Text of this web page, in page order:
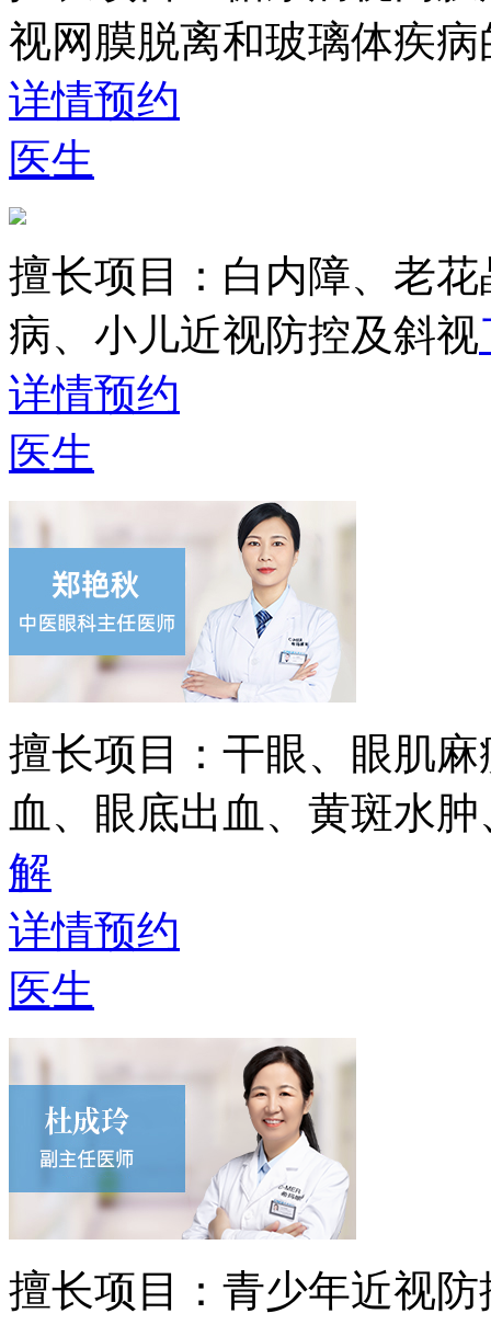
视网膜脱离和玻璃体疾
详情预约
医生
擅长项目： 白内障、老
病、小儿近视防控及斜视
详情预约
医生
擅长项目： 干眼、眼肌
血、眼底出血、黄斑水
解
详情预约
医生
擅长项目： 青少年近视